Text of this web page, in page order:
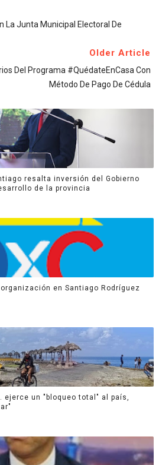
La Junta Municipal Electoral De
Older Article
Del Programa #QuédateEnCasa Con
Método De Pago De Cédula
resalta inversión del Gobierno
de la provincia
en Santiago Rodríguez
ejerce un "bloqueo total" al país,